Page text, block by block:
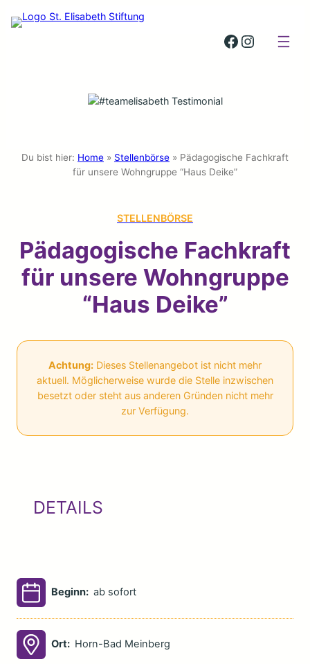
St. Elisabeth Stiftung auf Facebook
St. Elisabeth Stiftung auf
Du bist hier: Home » Stellenbörse » Pädagogische Fachkraft
für unsere Wohngruppe “Haus Deike”
STELLENBÖRSE
Pädagogische Fachkraft
für unsere Wohngruppe
“Haus Deike”
Achtung: Dieses Stellenangebot ist nicht mehr
aktuell. Möglicherweise wurde die Stelle inzwischen
besetzt oder steht aus anderen Gründen nicht mehr
zur Verfügung.
DETAILS
Beginn: ab sofort
Ort: Horn-Bad Meinberg